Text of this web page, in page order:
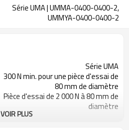
Série UMA | UMMA-0400-0400-2,
UMMYA-0400-0400-2
Série UMA
300 N min. pour une pièce d'essai de
80 mm de diamètre
Pièce d'essai de 2 000 N à 80 mm de
diamètre
VOIR PLUS